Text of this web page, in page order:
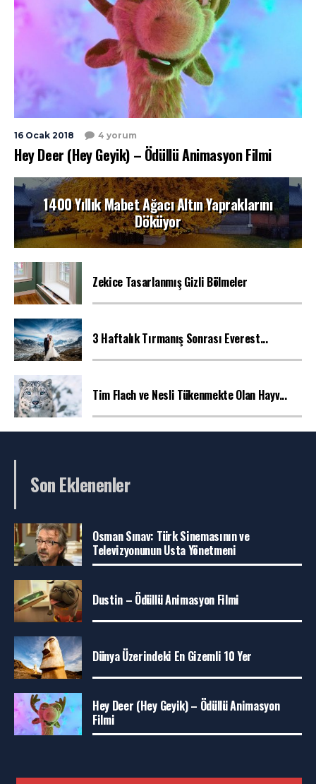
16 Ocak 2018 4 yorum
Hey Deer (Hey Geyik) – Ödüllü Animasyon Filmi
1400 Yıllık Mabet Ağacı Altın Yapraklarını
Döküyor
Zekice Tasarlanmış Gizli Bölmeler
3 Haftalık Tırmanış Sonrası Everest...
Tim Flach ve Nesli Tükenmekte Olan Hayv...
Son Eklenenler
Osman Sınav: Türk Sinemasının ve
Televizyonunun Usta Yönetmeni
Dustin – Ödüllü Animasyon Filmi
Dünya Üzerindeki En Gizemli 10 Yer
Hey Deer (Hey Geyik) – Ödüllü Animasyon
Filmi